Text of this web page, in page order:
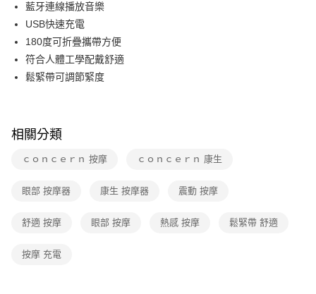
藍牙連線播放音樂
USB快速充電
180度可折疊攜帶方便
符合人體工學配戴舒適
鬆緊帶可調節緊度
相關分類
ｃｏｎｃｅｒｎ 按摩 ｃｏｎｃｅｒｎ 康生
眼部 按摩器 康生 按摩器 震動 按摩
舒適 按摩 眼部 按摩 熱感 按摩 鬆緊帶 舒適
按摩 充電